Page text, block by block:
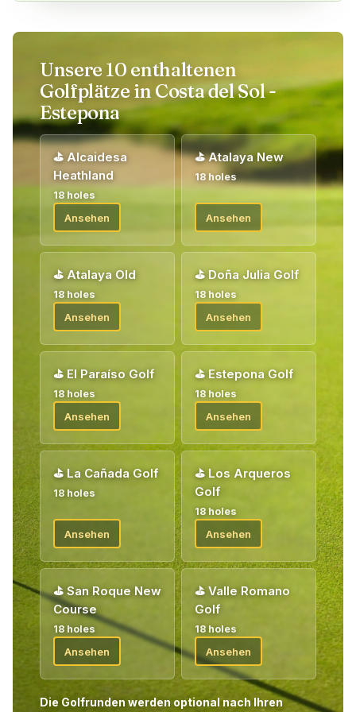
der Rest vor Ort nach dem Prinzip "eine spielen, eine buchen"
Bei deiner Ankunft erhältst du alle Informationen zum Golf von
unserem Golfbegleiter vor Ort. Willkommen!
Unsere 10 enthaltenen
Golfplätze in Costa del Sol -
Estepona
⛳ Alcaidesa
Heathland
18 holes
Ansehen
⛳Atalaya New
18 holes
Ansehen
⛳ Atalaya Old
18 holes
Ansehen
⛳ Doña Julia Golf
18 holes
Ansehen
⛳ El Paraíso Golf
18 holes
Ansehen
⛳ Estepona Golf
18 holes
Ansehen
⛳ La Cañada Golf
18 holes
Ansehen
⛳ Los Arqueros
Golf
18 holes
Ansehen
⛳ San Roque New
Course
18 holes
Ansehen
⛳ Valle Romano
Golf
18 holes
Ansehen
Die Golfrunden werden optional nach Ihren